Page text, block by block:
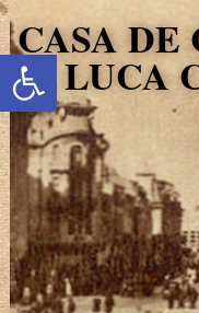
Deschide bara de unelte
CASA DE
LUCA